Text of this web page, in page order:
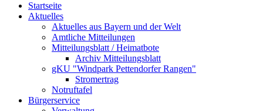
Startseite
Aktuelles
Aktuelles aus Bayern und der Welt
Amtliche Mitteilungen
Mitteilungsblatt / Heimatbote
Archiv Mitteilungsblatt
gKU "Windpark Pettendorfer Rangen"
Stromertrag
Notruftafel
Bürgerservice